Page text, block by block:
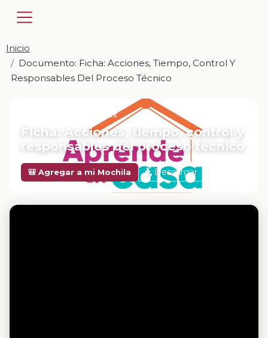
Inicio
Documento: Ficha: Acciones, Tiempo, Control Y
Responsables Del Proceso Técnico
📎 DOCUMENTO · DOCX
Ficha: Acciones, tiempo, control y
responsables del proceso técnico
🎒 Agregar a mi Mochila Descargar